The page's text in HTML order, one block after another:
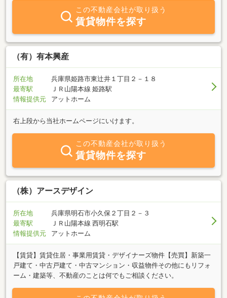
ない将来設計のためのファイナンシャルプランニングから不動産の
税制、法律、登記など、総合コンサルティングに徹した仲介業務を
展開し、お客様のよりよい住み換えをお手伝いします。安心してご
相談ください。不動産全般に関して、お客様の視点に立ったトータ
ルなサービスを実践いたします。さらにお客様に、スムーズに確実
に不動産取引をしていただけるよう、質の高い情報を豊富に提供し
この不動産会社が取り扱う
賃貸物件を探す
（有）有本興産
所在地
兵庫県姫路市東辻井１丁目２－１８
最寄駅
ＪＲ山陽本線 姫路駅
情報提供元
アットホーム
右上段から当社ホームページにいけます。
この不動産会社が取り扱う
賃貸物件を探す
（株）アースデザイン
所在地
兵庫県明石市小久保２丁目２－３
最寄駅
ＪＲ山陽本線 西明石駅
情報提供元
アットホーム
【賃貸】賃貸住居・事業用賃貸・デザイナーズ物件【売買】新築一
戸建て・中古戸建て・中古マンション・収益物件その他にもリフォ
ーム・建築等、不動産のことは何でもご相談ください。